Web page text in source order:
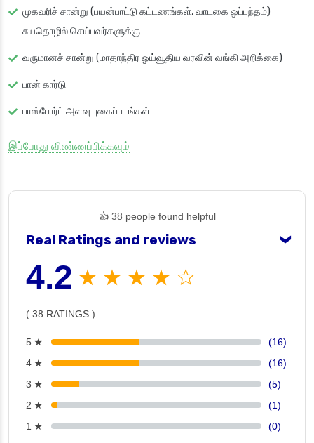
முகவரிச் சான்று (பயன்பாட்டு கட்டணங்கள், வாடகை ஒப்பந்தம்)
சுயதொழில் செய்பவர்களுக்கு
வருமானச் சான்று (மாதாந்திர ஓய்வூதிய வரவின் வங்கி அறிக்கை)
பான் கார்டு
பாஸ்போர்ட் அளவு புகைப்படங்கள்
இப்போது விண்ணப்பிக்கவும்
👍 38 people found helpful
Real Ratings and reviews ❯
4.2 ★ ★ ★ ★ ☆
( 38 RATINGS )
5 ★
(16)
4 ★
(16)
3 ★
(5)
2 ★
(1)
1 ★
(0)